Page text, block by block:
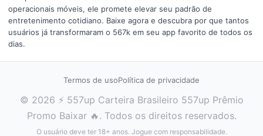
operacionais móveis, ele promete elevar seu padrão de
entretenimento cotidiano. Baixe agora e descubra por que tantos
usuários já transformaram o 567k em seu app favorito de todos os
dias.
Termos de usoPolítica de privacidade
© 2026 ⚡ 557up Carteira Brasileiro 557up Prêmio
Promo Baixar 🔥. Todos os direitos reservados.
O usuário deve ter 18+ anos. Jogue com responsabilidade.